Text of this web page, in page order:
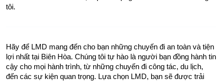
tôi.
Hãy để LMD mang đến cho bạn những chuyến đi an toàn và tiện
lợi nhất tại Biên Hòa. Chúng tôi tự hào là người bạn đồng hành tin
cậy cho mọi hành trình, từ những chuyến đi công tác, du lịch,
đến các sự kiện quan trọng. Lựa chọn LMD, bạn sẽ được trải